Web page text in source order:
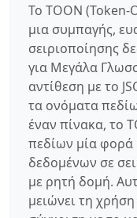
Το TOON
μια συμπαγής,
σειριοποίησης
για Μεγάλα
αντίθεση με το
τα ονόματα
έναν πίνακα, το
πεδίων μία φορά
δεδομένων σε
με ρητή δομή.
μειώνει τη